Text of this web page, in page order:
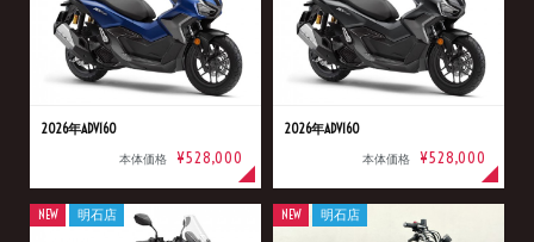
2026年ADV160
本体価格 ¥528,000
2026年ADV160
本体価格 ¥528,000
NEW 明石店 NEW 明石店